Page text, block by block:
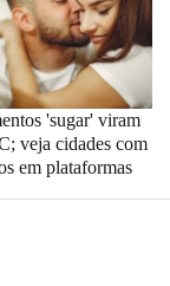
'sugar' viram
veja cidades com
em plataformas